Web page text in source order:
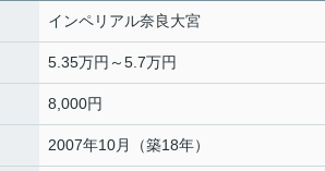
インペリアル奈良大宮
5.35万円～5.7万円
8,000円
2007年10月（築18年）